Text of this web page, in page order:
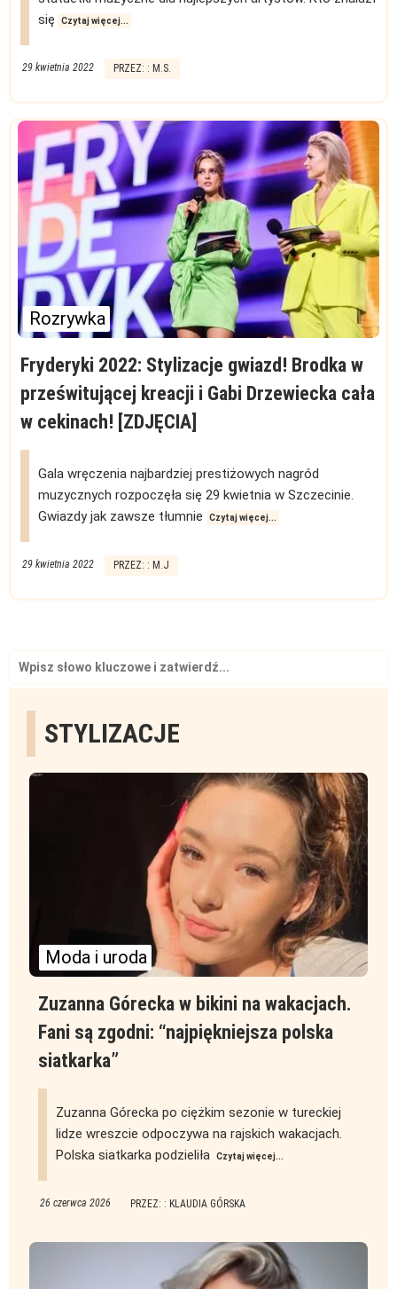
się
Czytaj więcej...
29 kwietnia 2022 PRZEZ: : M.S.
Rozrywka
Fryderyki 2022: Stylizacje gwiazd! Brodka w
prześwitującej kreacji i Gabi Drzewiecka cała
w cekinach! [ZDJĘCIA]
Gala wręczenia najbardziej prestiżowych nagród
muzycznych rozpoczęła się 29 kwietnia w Szczecinie.
Gwiazdy jak zawsze tłumnie
Czytaj więcej...
29 kwietnia 2022 PRZEZ: : M.J
Search
for:
STYLIZACJE
Moda i uroda
Zuzanna Górecka w bikini na wakacjach.
Fani są zgodni: “najpiękniejsza polska
siatkarka”
Zuzanna Górecka po ciężkim sezonie w tureckiej
lidze wreszcie odpoczywa na rajskich wakacjach.
Polska siatkarka podzieliła
Czytaj więcej...
26 czerwca 2026 PRZEZ: : KLAUDIA GÓRSKA